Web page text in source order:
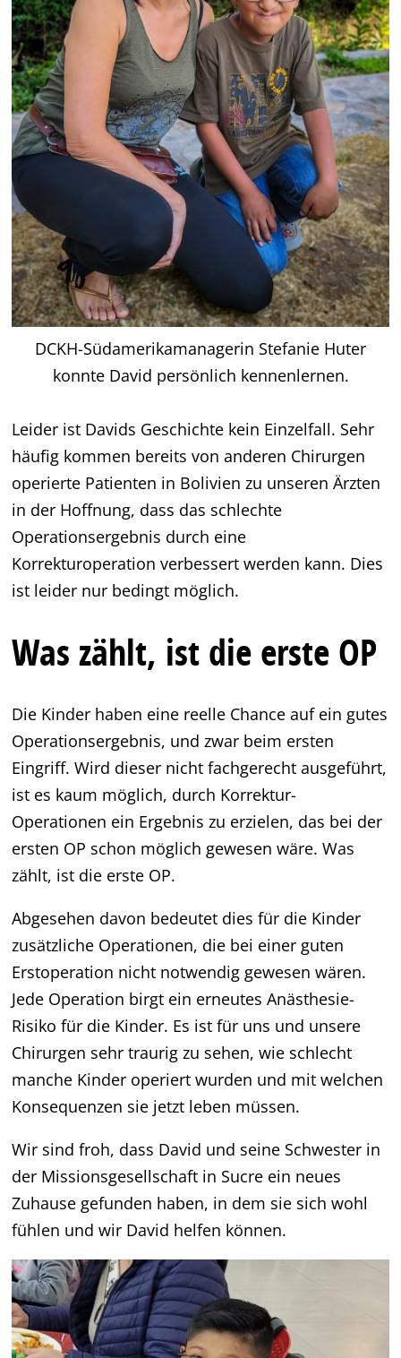
DCKH-Südamerikamanagerin Stefanie Huter
konnte David persönlich kennenlernen.
Leider ist Davids Geschichte kein Einzelfall. Sehr
häufig kommen bereits von anderen Chirurgen
operierte Patienten in Bolivien zu unseren Ärzten
in der Hoffnung, dass das schlechte
Operationsergebnis durch eine
Korrekturoperation verbessert werden kann. Dies
ist leider nur bedingt möglich.
Was zählt, ist die erste OP
Die Kinder haben eine reelle Chance auf ein gutes
Operationsergebnis, und zwar beim ersten
Eingriff. Wird dieser nicht fachgerecht ausgeführt,
ist es kaum möglich, durch Korrektur-
Operationen ein Ergebnis zu erzielen, das bei der
ersten OP schon möglich gewesen wäre. Was
zählt, ist die erste OP.
Abgesehen davon bedeutet dies für die Kinder
zusätzliche Operationen, die bei einer guten
Erstoperation nicht notwendig gewesen wären.
Jede Operation birgt ein erneutes Anästhesie-
Risiko für die Kinder. Es ist für uns und unsere
Chirurgen sehr traurig zu sehen, wie schlecht
manche Kinder operiert wurden und mit welchen
Konsequenzen sie jetzt leben müssen.
Wir sind froh, dass David und seine Schwester in
der Missionsgesellschaft in Sucre ein neues
Zuhause gefunden haben, in dem sie sich wohl
fühlen und wir David helfen können.